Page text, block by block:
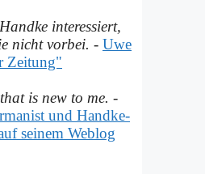
interessiert,
nicht vorbei. - Uwe
Zeitung"
is new to me. -
und Handke-
seinem Weblog